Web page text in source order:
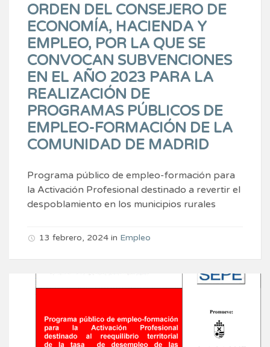
ORDEN DEL CONSEJERO DE
ECONOMÍA, HACIENDA Y
EMPLEO, POR LA QUE SE
CONVOCAN SUBVENCIONES
EN EL AÑO 2023 PARA LA
REALIZACIÓN DE
PROGRAMAS PÚBLICOS DE
EMPLEO-FORMACIÓN DE LA
COMUNIDAD DE MADRID
Programa público de empleo-formación para
la Activación Profesional destinado a revertir el
despoblamiento en los municipios rurales
13 febrero, 2024 in Empleo